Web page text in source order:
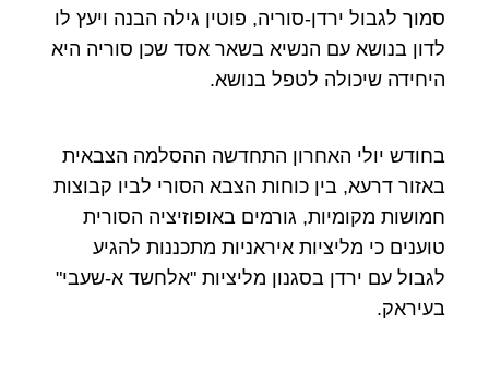
סמוך לגבול ירדן-סוריה, פוטין גילה הבנה ויעץ לו
לדון בנושא עם הנשיא בשאר אסד שכן סוריה היא
היחידה שיכולה לטפל בנושא.
בחודש יולי האחרון התחדשה ההסלמה הצבאית
באזור דרעא, בין כוחות הצבא הסורי לביו קבוצות
חמושות מקומיות, גורמים באופוזיציה הסורית
טוענים כי מליציות איראניות מתכננות להגיע
לגבול עם ירדן בסגנון מליציות "אלחשד א-שעבי"
בעיראק.